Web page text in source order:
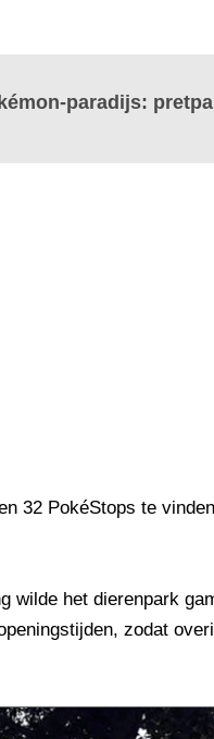
paradijs:
32 PokéStops te
wilde het dierenpark
zodat